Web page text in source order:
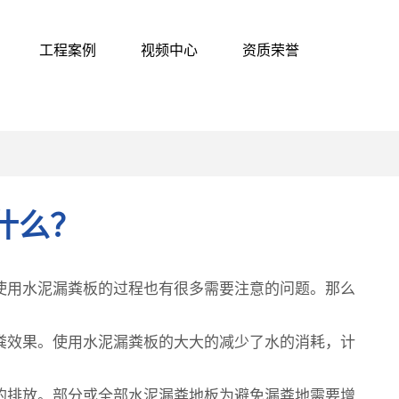
工程案例 视频中心 资质荣誉
？
水泥漏粪板的过程也有很多需要注意的问题。那么
果。使用水泥漏粪板的大大的减少了水的消耗，计
放。部分或全部水泥漏粪地板为避免漏粪地需要增